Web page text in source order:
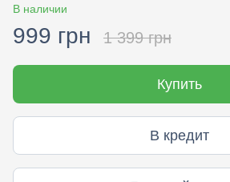
В наличии
999 грн 1 399 грн
Купить
В кредит